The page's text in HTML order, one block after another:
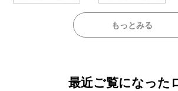
もっとみる
最近ご覧になった